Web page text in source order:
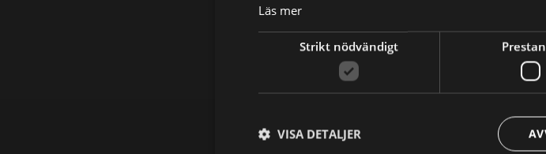
19:35 Backstage
Sändningsuppehåll
04:55
Läs mer
Strikt nödvändigt
VISA DETALJER